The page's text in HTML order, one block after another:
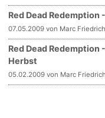
Red Dead
07.05.2009 von Marc
Red Dead
Herbst
05.02.2009 von Marc